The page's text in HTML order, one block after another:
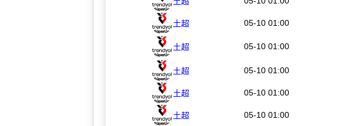
土超 05-10 01:00
土超 05-10 01:00
土超 05-10 01:00
土超 05-10 01:00
土超 05-10 01:00